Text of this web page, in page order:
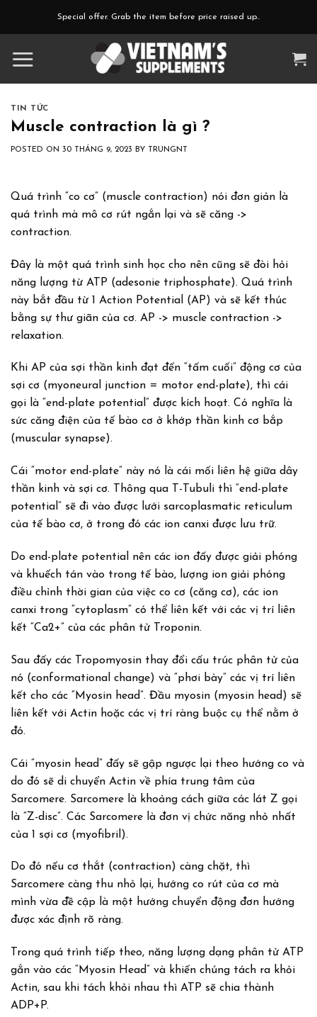
Special offer. Grab the item before price raised up..
TIN TỨC
Muscle contraction là gì ?
POSTED ON 30 THÁNG 9, 2023 BY TRUNGNT
Quá trình “co cơ” (muscle contraction) nói đơn giản là
quá trình mà mô cơ rút ngắn lại và sẽ căng ->
contraction.
Đây là một quá trình sinh học cho nên cũng sẽ đòi hỏi
năng lượng từ ATP (adesonie triphosphate). Quá trình
này bắt đầu từ 1 Action Potential (AP) và sẽ kết thúc
bằng sự thư giãn của cơ. AP -> muscle contraction ->
relaxation.
Khi AP của sợi thần kinh đạt đến “tấm cuối” động cơ của
sợi cơ (myoneural junction = motor end-plate), thì cái
gọi là “end-plate potential” được kích hoạt. Có nghĩa là
sức căng điện của tế bào cơ ở khớp thần kinh cơ bắp
(muscular synapse).
Cái “motor end-plate” này nó là cái mối liên hệ giữa dây
thần kinh và sợi cơ. Thông qua T-Tubuli thì “end-plate
potential” sẽ đi vào được lưới sarcoplasmatic reticulum
của tế bào cơ, ở trong đó các ion canxi được lưu trữ.
Do end-plate potential nên các ion đấy được giải phóng
và khuếch tán vào trong tế bào, lượng ion giải phóng
điều chỉnh thời gian của việc co cơ (căng cơ), các ion
canxi trong “cytoplasm” có thể liên kết với các vị trí liên
kết “Ca2+” của các phân tử Troponin.
Sau đấy các Tropomyosin thay đổi cấu trúc phân tử của
nó (conformational change) và “phơi bày” các vị trí liên
kết cho các “Myosin head”. Đầu myosin (myosin head) sẽ
liên kết với Actin hoặc các vị trí ràng buộc cụ thể nằm ở
đó.
Cái “myosin head” đấy sẽ gập ngược lại theo hướng co và
do đó sẽ di chuyển Actin về phía trung tâm của
Sarcomere. Sarcomere là khoảng cách giữa các lát Z gọi
là “Z-disc”. Các Sarcomere là đơn vị chức năng nhỏ nhất
của 1 sợi cơ (myofibril).
Do đó nếu cơ thắt (contraction) càng chặt, thì
Sarcomere càng thu nhỏ lại, hướng co rút của cơ mà
mình vừa đề cập là một hướng chuyển động đơn hướng
được xác định rõ ràng.
Trong quá trình tiếp theo, năng lượng dạng phân tử ATP
gắn vào các “Myosin Head” và khiến chúng tách ra khỏi
Actin, sau khi tách khỏi nhau thì ATP sẽ chia thành
ADP+P.